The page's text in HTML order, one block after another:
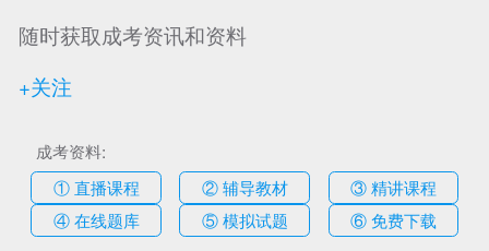
随时获取成考资讯和资料
+关注
成考资料:
① 直播课程
② 辅导教材
③ 精讲课程
④ 在线题库
⑤ 模拟试题 ⑥ 免费下载